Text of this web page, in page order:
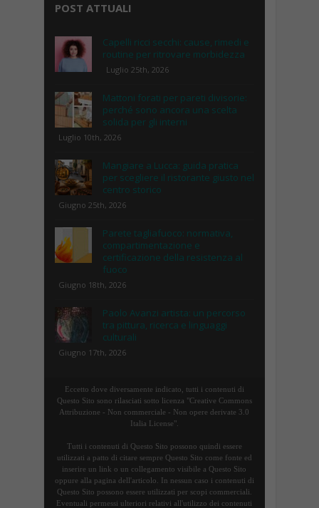
POST ATTUALI
Capelli ricci secchi: cause, rimedi e
routine per ritrovare morbidezza
Luglio 25th, 2026
Mattoni forati per pareti divisorie:
perché sono ancora una scelta
solida per gli interni
Luglio 10th, 2026
Mangiare a Lucca: guida pratica
per scegliere il ristorante giusto nel
centro storico
Giugno 25th, 2026
Parete tagliafuoco: normativa,
compartimentazione e
certificazione della resistenza al
fuoco
Giugno 18th, 2026
Paolo Avanzi artista: un percorso
tra pittura, ricerca e linguaggi
culturali
Giugno 17th, 2026
Eccetto dove diversamente indicato, tutti i contenuti di
Questo Sito sono rilasciati sotto licenza "Creative Commons
Attribuzione - Non commerciale - Non opere derivate 3.0
Italia License".
Tutti i contenuti di Questo Sito possono quindi essere
utilizzati a patto di citare sempre Questo Sito come fonte ed
inserire un link o un collegamento visibile a Questo Sito
oppure alla pagina dell'articolo. In nessun caso i contenuti di
Questo Sito possono essere utilizzati per scopi commerciali.
Eventuali permessi ulteriori relativi all'utilizzo dei contenuti